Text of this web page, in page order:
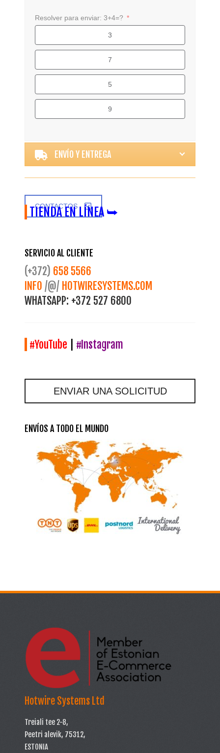
Resolver para enviar: 3+4=?
3
7
5
9
ENVÍO Y ENTREGA
CONTACTOS
TIENDA EN LÍNEA ⮩
SERVICIO AL CLIENTE
(+372) 658 5566
INFO /@/ HOTWIRESYSTEMS.COM
WHATSAPP: +372 527 6800
#YouTube #Instagram
ENVIAR UNA SOLICITUD
ENVÍOS A TODO EL MUNDO
Hotwire Systems Ltd
Treiali tee 2-8,
Peetri alevik, 75312,
ESTONIA